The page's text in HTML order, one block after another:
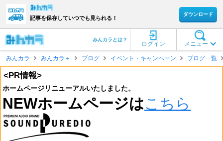
記事を保存していつでも見られる！
ダウンロード
メニュー
ログイン
みんカラとは？
みんカラ みんカラ＋ ブログ イベント・キャンペーン ブログ一覧
<PR情報>
ホームページリニューアルいたしました。
NEWホームページはこちら